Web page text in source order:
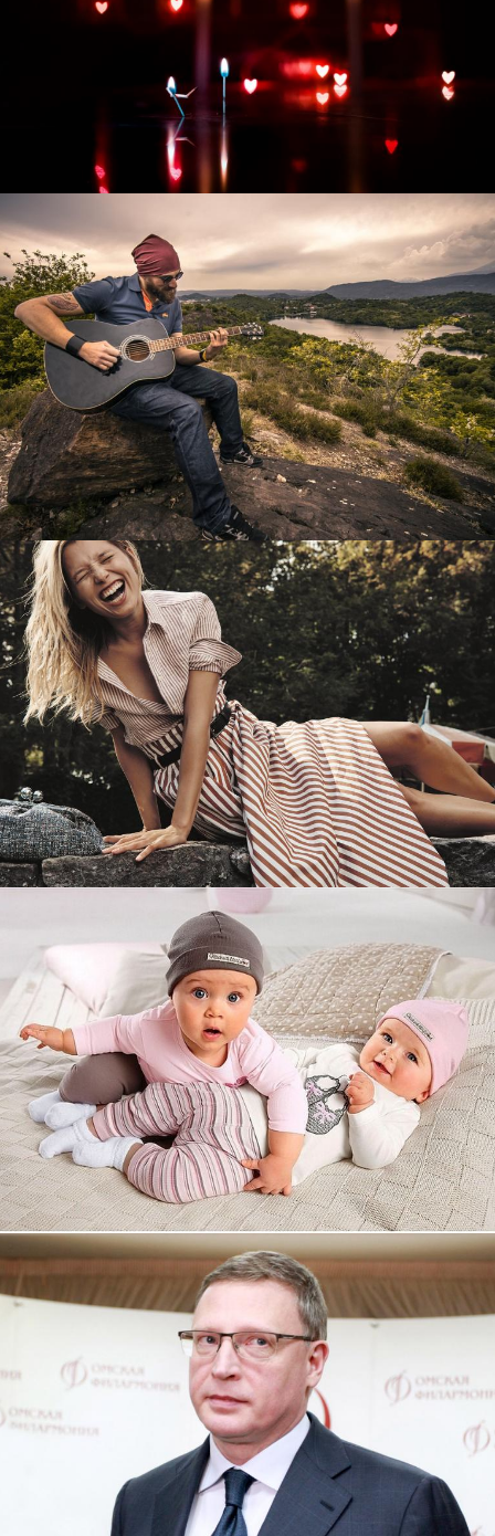
Развитие интернет-магазина "Всё для
праздника"
Смотреть проект
Перевод интернет-магазина
Guitaramania.ru на 1С-Битрикс
Смотреть проект
Имиджевый сайт для сети магазинов
Soho Project
Смотреть проект
Увеличили выручку интернет-
магазину topdatop.ru на 25%!
Смотреть проект
Сайт кандидата в губернаторы
Буркова Александра Леонидовича
Смотреть проект